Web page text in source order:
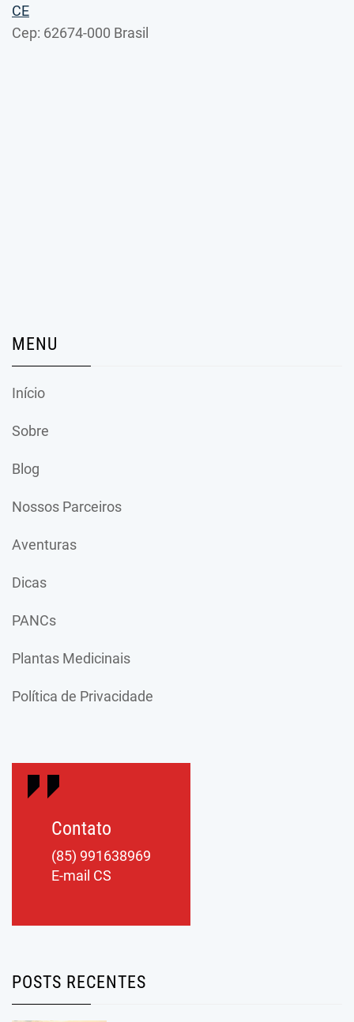
CE
Cep: 62674-000 Brasil
MENU
Início
Sobre
Blog
Nossos Parceiros
Aventuras
Dicas
PANCs
Plantas Medicinais
Política de Privacidade
Contato
(85) 991638969
E-mail CS
POSTS RECENTES